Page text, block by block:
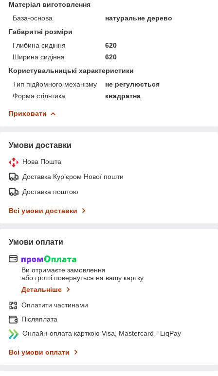
Матеріал виготовлення
База-основа
натуральне дерево
Габаритні розміри
Глибина сидіння
620
Ширина сидіння
620
Користувальницькі характеристики
Тип підйомного механізму
не регулюється
Форма стільчика
квадратна
Приховати
Умови доставки
Нова Пошта
Доставка Курʼєром Нової пошти
Доставка поштою
Всі умови доставки
Умови оплати
Ви отримаєте замовлення
або гроші повернуться на вашу картку
Детальніше
Оплатити частинами
Післяплата
Онлайн-оплата карткою Visa, Mastercard - LiqPay
Всі умови оплати